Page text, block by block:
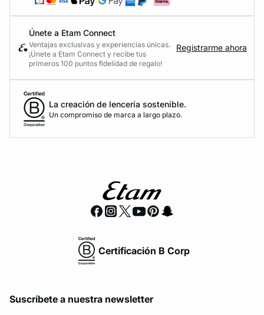
Únete a Etam Connect
Ventajas exclusivas y experiencias únicas.
¡Únete a Etam Connect y recibe tus
primeros 100 puntos fidelidad de regalo!
Registrarme ahora
La creación de lencería sostenible.
Un compromiso de marca a largo plazo.
Certificación B Corp
Suscríbete a nuestra newsletter